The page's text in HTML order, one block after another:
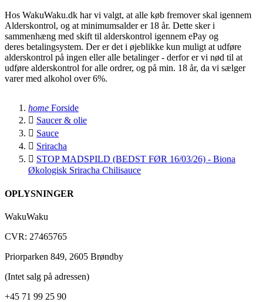
Hos WakuWaku.dk har vi valgt, at alle køb fremover skal igennem
Alderskontrol, og at minimumsalder er 18 år. Dette sker i
sammenhæng med skift til alderskontrol igennem ePay og
deres betalingsystem. Der er det i øjeblikke kun muligt at udføre
alderskontrol på ingen eller alle betalinger - derfor er vi nød til at
udføre alderskontrol for alle ordrer, og på min. 18 år, da vi sælger
varer med alkohol over 6%.
home Forside
 Saucer & olie
 Sauce
 Sriracha
 STOP MADSPILD (BEDST FØR 16/03/26) - Biona
Økologisk Sriracha Chilisauce
OPLYSNINGER
WakuWaku
CVR: 27465765
Priorparken 849, 2605 Brøndby
(Intet salg på adressen)
+45 71 99 25 90